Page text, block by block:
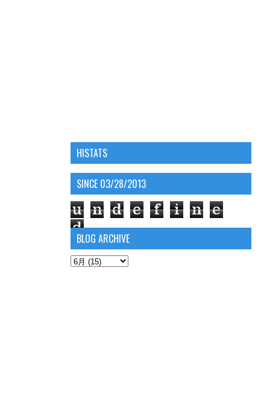
HISTATS
SINCE 03/28/2013
u n d e f i n
e
d
BLOG ARCHIVE